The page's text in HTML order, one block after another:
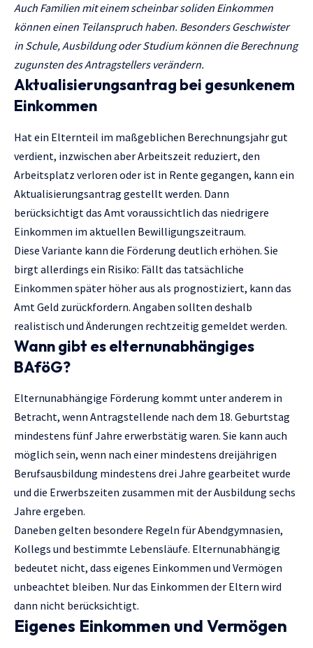
Auch Familien mit einem scheinbar soliden Einkommen
können einen Teilanspruch haben. Besonders Geschwister
in Schule, Ausbildung oder Studium können die Berechnung
zugunsten des Antragstellers verändern.
Aktualisierungsantrag bei gesunkenem
Einkommen
Hat ein Elternteil im maßgeblichen Berechnungsjahr gut
verdient, inzwischen aber Arbeitszeit reduziert, den
Arbeitsplatz verloren oder ist in Rente gegangen, kann ein
Aktualisierungsantrag gestellt werden. Dann
berücksichtigt das Amt voraussichtlich das niedrigere
Einkommen im aktuellen Bewilligungszeitraum.
Diese Variante kann die Förderung deutlich erhöhen. Sie
birgt allerdings ein Risiko: Fällt das tatsächliche
Einkommen später höher aus als prognostiziert, kann das
Amt Geld zurückfordern. Angaben sollten deshalb
realistisch und Änderungen rechtzeitig gemeldet werden.
Wann gibt es elternunabhängiges
BAföG?
Elternunabhängige Förderung kommt unter anderem in
Betracht, wenn Antragstellende nach dem 18. Geburtstag
mindestens fünf Jahre erwerbstätig waren. Sie kann auch
möglich sein, wenn nach einer mindestens dreijährigen
Berufsausbildung mindestens drei Jahre gearbeitet wurde
und die Erwerbszeiten zusammen mit der Ausbildung sechs
Jahre ergeben.
Daneben gelten besondere Regeln für Abendgymnasien,
Kollegs und bestimmte Lebensläufe. Elternunabhängig
bedeutet nicht, dass eigenes Einkommen und Vermögen
unbeachtet bleiben. Nur das Einkommen der Eltern wird
dann nicht berücksichtigt.
Eigenes Einkommen und Vermögen